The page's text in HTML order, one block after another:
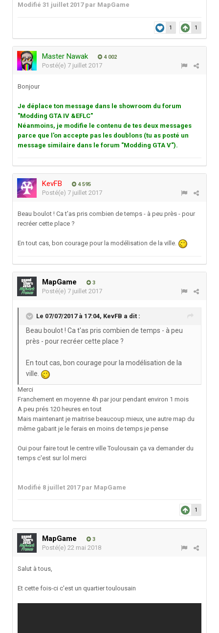
Modifié 31 juillet 2017par MapGame
1 1
Master Nawak 4 002
Posté(e) 7 juillet 2017
Bonjour
Je déplace ton message dans le showroom du forum
"Modding GTA IV &EFLC"
Néanmoins, je modifie le contenu de tes deux messages
parce que l'on accepte pas les doublons (tu as posté un
message similaire dans le forum "Modding GTA V").
KevFB 4 595
Posté(e) 7 juillet 2017
Beau boulot ! Ca t'as pris combien de temps - à peu près - pour
recréer cette place ?
En tout cas, bon courage pour la modélisation de la ville.
MapGame 3
Posté(e) 7 juillet 2017
Le 07/07/2017 à 17:04, KevFB a dit :
Beau boulot ! Ca t'as pris combien de temps - à peu
près - pour recréer cette place ?
En tout cas, bon courage pour la modélisation de la
ville.
Merci
Franchement en moyenne 4h par jour pendant environ 1 mois
A peu prés 120 heures en tout
Mais maintenant je maitrise beaucoup mieux, une autre map du
même gabarit je le ferais en moins de temps je pense
Oui pour faire tout le centre ville Toulousain ça va demander du
temps c'est sur lol merci
Modifié 8 juillet 2017par MapGame
1
MapGame 3
Posté(e) 22 mai 2018
Salut à tous,
Et cette fois-ci c'est un quartier toulousain